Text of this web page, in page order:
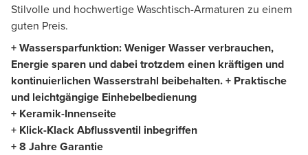
Stilvolle und hochwertige Waschtisch-Armaturen zu einem
guten Preis.
+ Wassersparfunktion: Weniger Wasser verbrauchen,
Energie sparen und dabei trotzdem einen kräftigen und
kontinuierlichen Wasserstrahl beibehalten.+ Praktische
und leichtgängige Einhebelbedienung
+ Keramik-Innenseite
+ Klick-Klack Abflussventil inbegriffen
+ 8 Jahre Garantie